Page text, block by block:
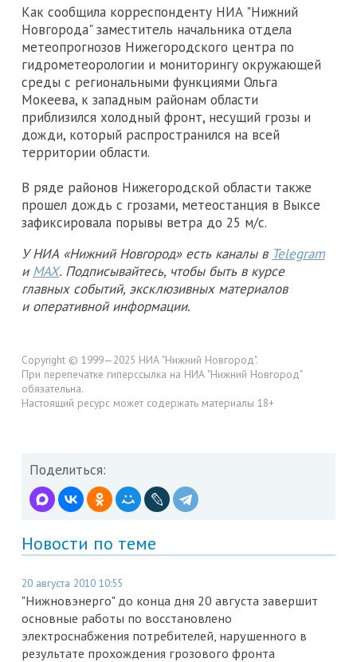
Как сообщила корреспонденту НИА "Нижний
Новгорода" заместитель начальника отдела
метеопрогнозов Нижегородского центра по
гидрометеорологии и мониторингу окружающей
среды с региональными функциями Ольга
Мокеева, к западным районам области
приблизился холодный фронт, несущий грозы и
дожди, который распространился на всей
территории области.
В ряде районов Нижегородской области также
прошел дождь с грозами, метеостанция в Выксе
зафиксировала порывы ветра до 25 м/с.
У НИА «Нижний Новгород» есть каналы в Telegram
и MAX. Подписывайтесь, чтобы быть в курсе
главных событий, эксклюзивных материалов
и оперативной информации.
Copyright © 1999—2025 НИА "Нижний Новгород".
При перепечатке гиперссылка на НИА "Нижний Новгород"
обязательна.
Настоящий ресурс может содержать материалы 18+
Поделиться:
Новости по теме
20 августа 2010 10:55
"Нижновэнерго" до конца дня 20 августа завершит
основные работы по восстановлено
электроснабжения потребителей, нарушенного в
результате прохождения грозового фронта